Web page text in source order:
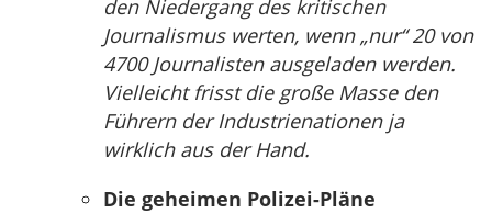
den Niedergang des kritischen
Journalismus werten, wenn „nur“ 20 von
4700 Journalisten ausgeladen werden.
Vielleicht frisst die große Masse den
Führern der Industrienationen ja
wirklich aus der Hand.
Die geheimen Polizei-Pläne